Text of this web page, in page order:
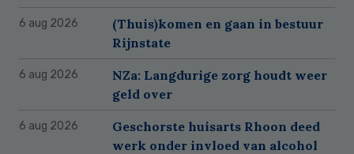
6 aug 2026
(Thuis)komen en gaan in bestuur
Rijnstate
6 aug 2026
NZa: Langdurige zorg houdt weer
geld over
6 aug 2026
Geschorste huisarts Rhoon deed
werk onder invloed van alcohol